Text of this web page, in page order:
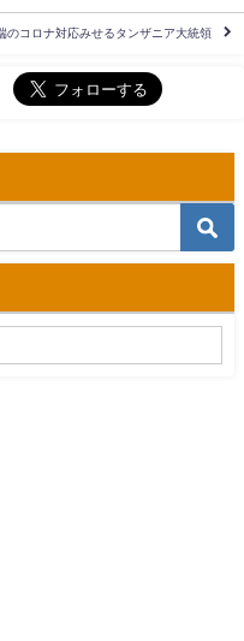
のコロナ対応みせるタンザニア大統領